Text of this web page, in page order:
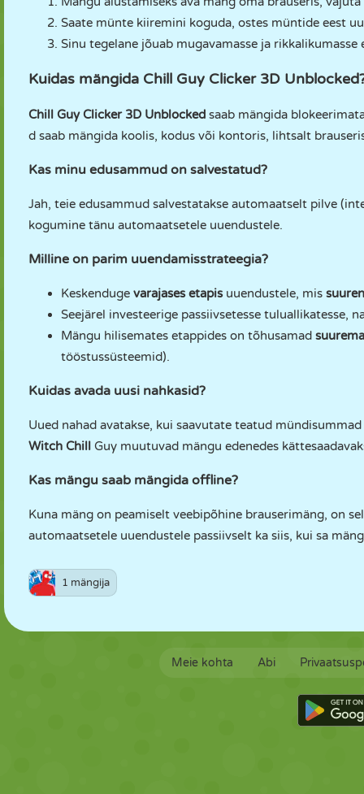
Saate münte kiiremini koguda, ostes müntide eest
Sinu tegelane jõuab mugavamasse ja
Kuidas mängida Chill Guy Clicker 3D
Chill Guy Clicker 3D Unblocked saab mängida
d saab mängida koolis, kodus või kontoris, lihtsalt
Kas minu edusammud on salvestatud?
Jah, teie edusammud salvestatakse automaatselt pilve
kogumine tänu automaatsetele uuendustele.
Milline on parim uuendamisstrateegia?
Keskenduge varajases etapisuuendustele, mis
Seejärel investeerige passiivsetesse tuluallikatesse,
Mängu hilisemates etappides on tõhusamad
tööstussüsteemid).
Kuidas avada uusi nahkasid?
Uued nahad avatakse, kui saavutate teatud
Witch Chill Guy muutuvad mängu edenedes
Kas mängu saab mängida offline?
Kuna mäng on peamiselt veebipõhine brauserimäng, on
automaatsetele uuendustele passiivselt ka siis, kui sa
1 mängija
Meie kohta Abi